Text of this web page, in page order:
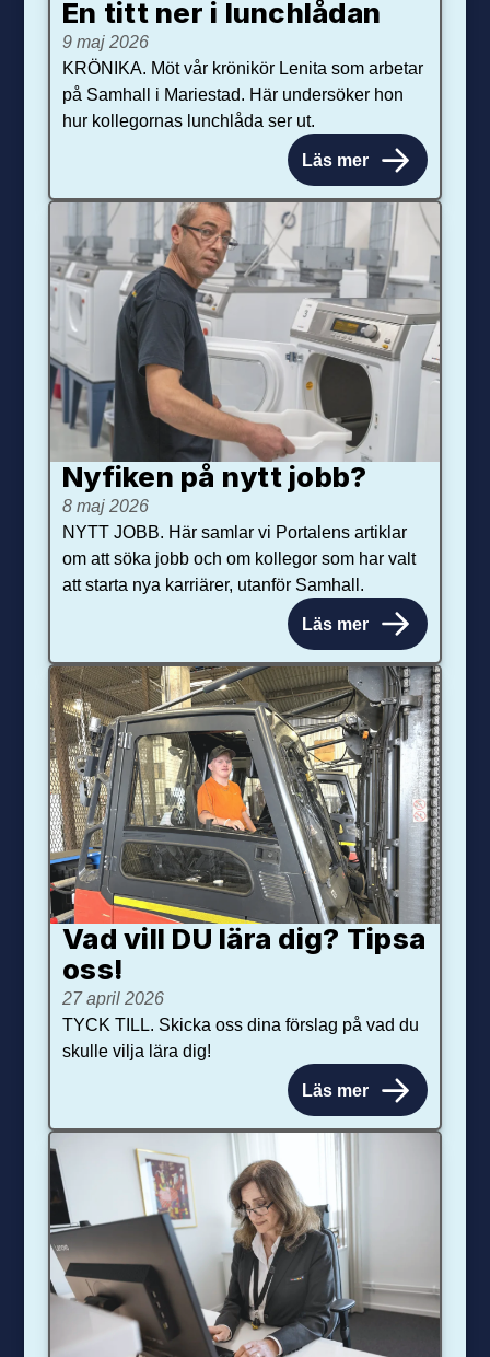
En titt ner i lunchlådan
9 maj 2026
KRÖNIKA. Möt vår krönikör Lenita som arbetar
på Samhall i Mariestad. Här undersöker hon
hur kollegornas lunchlåda ser ut.
Läs mer
Nyfiken på nytt jobb?
8 maj 2026
NYTT JOBB. Här samlar vi Portalens artiklar
om att söka jobb och om kollegor som har valt
att starta nya karriärer, utanför Samhall.
Läs mer
Vad vill DU lära dig? Tipsa
oss!
27 april 2026
TYCK TILL. Skicka oss dina förslag på vad du
skulle vilja lära dig!
Läs mer